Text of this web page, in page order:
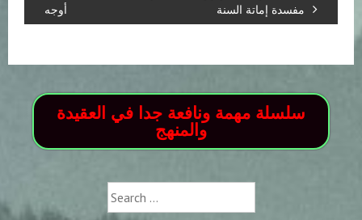
أوجه
مفسدة إماتة السنة
سلسلة مهمة ونافعة جدا في العقيدة
والمنهج
Search
for: